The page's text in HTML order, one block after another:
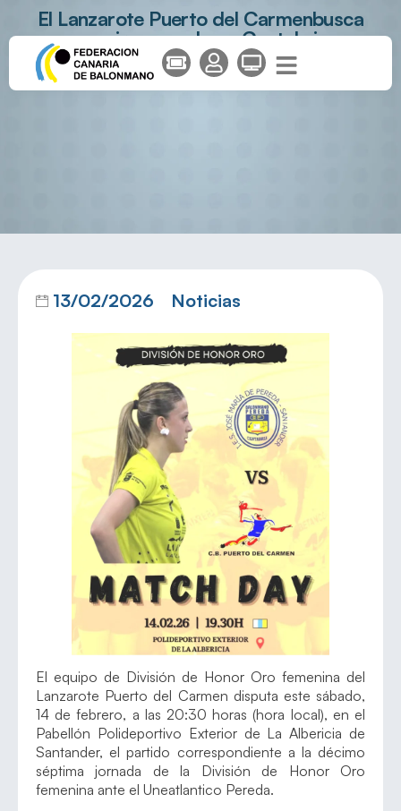
El Lanzarote Puerto del Carmenbusca
seguir sumando en Cantabria
13/02/2026 Noticias
El equipo de División de Honor Oro femenina del
Lanzarote Puerto del Carmen disputa este sábado,
14 de febrero, a las 20:30 horas (hora local), en el
Pabellón Polideportivo Exterior de La Albericia de
Santander, el partido correspondiente a la décimo
séptima jornada de la División de Honor Oro
femenina ante el Uneatlantico Pereda.